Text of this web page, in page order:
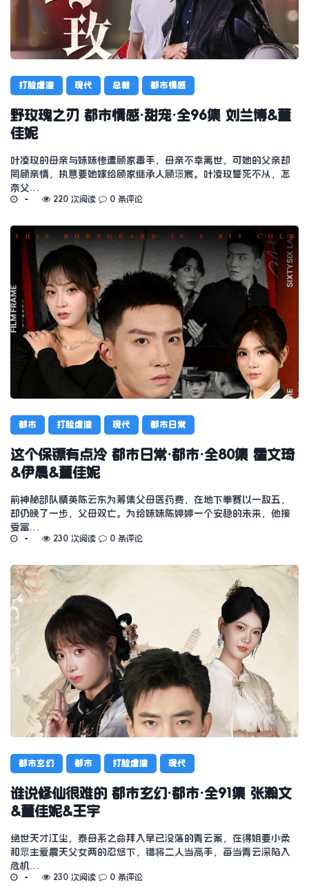
打脸虐渣 现代 总裁 都市情感
野玫瑰之刃 都市情感·甜宠·全96集 刘兰博&董
佳妮
叶凌玫的母亲与妹妹惨遭顾家毒手，母亲不幸离世，可她的父亲却
罔顾亲情，执意要她嫁给顾家继承人顾璟宸。叶凌玫誓死不从，怎
奈父…
220 次阅读 0 条评论
都市 打脸虐渣 现代 都市日常
这个保镖有点冷 都市日常·都市·全80集 霍文琦
&伊晨&董佳妮
前神秘部队精英陈云东为筹集父母医药费，在地下拳赛以一敌五，
却仍晚了一步，父母双亡。为给妹妹陈婷婷一个安稳的未来，他接
受富…
230 次阅读 0 条评论
都市玄幻 都市 打脸虐渣 现代
谁说修仙很难的 都市玄幻·都市·全91集 张瀚文
&董佳妮&王宇
绝世天才江尘，泰母系之命拜入早已没落的青云案，在得姐要小柔
和眾主爱震天父女两的忍悠下，错将二人当高手，每当青云深陷入
危机…
230 次阅读 0 条评论